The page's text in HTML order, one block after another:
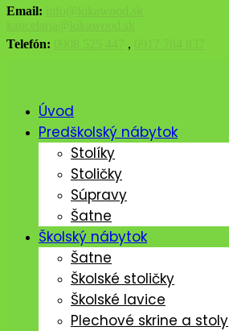
Email:
Telefón:
,
Úvod
Predškolský nábytok
Stolíky
Stoličky
Súpravy
Šatne
Školský nábytok
Šatne
Školské stoličky
Školské lavice
Plechové skrine a stoly